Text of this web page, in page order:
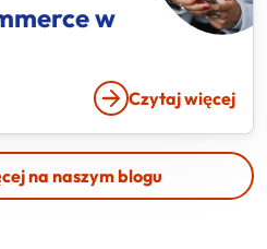
w
Czytaj więcej
na naszym blogu